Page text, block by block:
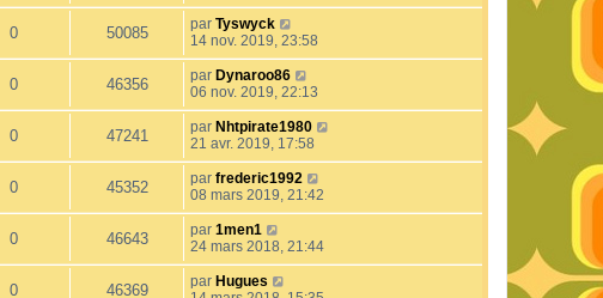
0 50085 par Tyswyck
14 nov. 2019, 23:58
0 46356 par Dynaroo86
06 nov. 2019, 22:13
0 47241 par Nhtpirate1980
21 avr. 2019, 17:58
0 45352 par frederic1992
08 mars 2019, 21:42
0 46643 par 1men1
24 mars 2018, 21:44
0 46369 par Hugues